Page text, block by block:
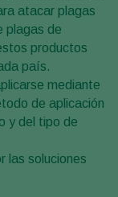
atacar plagas
plagas de
productos
país.
mediante
de aplicación
y del tipo de
las soluciones